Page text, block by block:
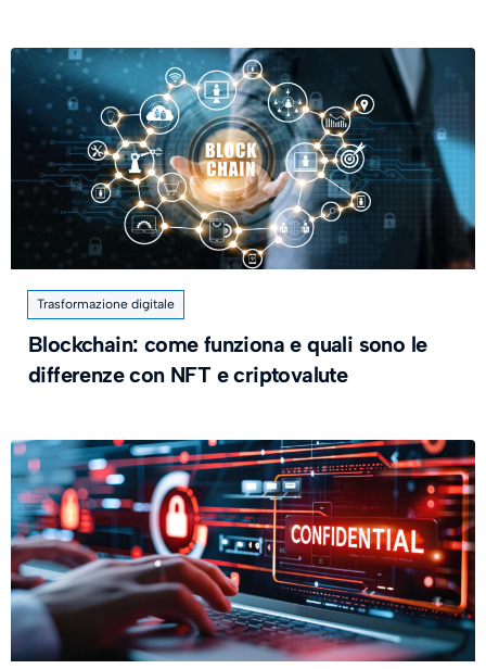
Trasformazione digitale
Blockchain: come funziona e quali sono le
differenze con NFT e criptovalute